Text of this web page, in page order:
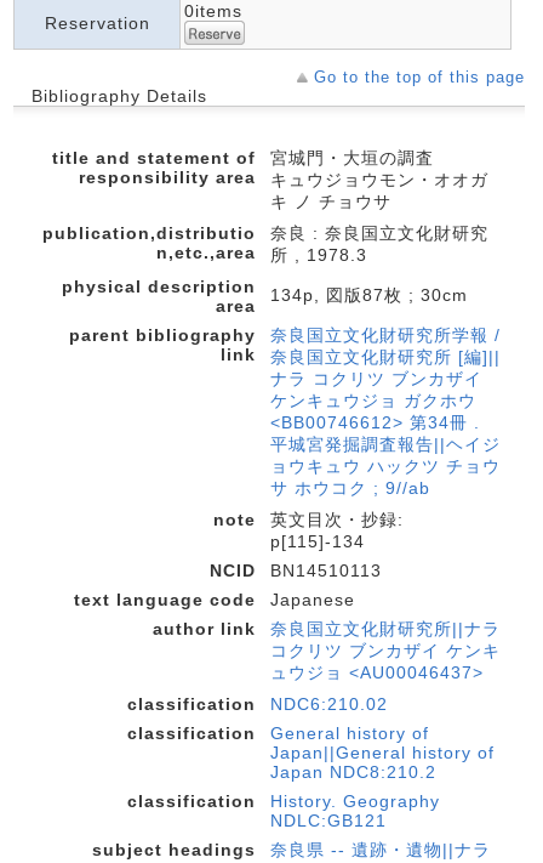
Reservation
0items
Go to the top of this page
Bibliography Details
title and statement of
responsibility area
宮城門・大垣の調査
キュウジョウモン・オオガ
キ ノ チョウサ
publication,distributio
n,etc.,area
奈良 : 奈良国立文化財研究
所 , 1978.3
physical description
area
134p, 図版87枚 ; 30cm
parent bibliography
link
奈良国立文化財研究所学報 /
奈良国立文化財研究所 [編]||
ナラ コクリツ ブンカザイ
ケンキュウジョ ガクホウ
<BB00746612> 第34冊 .
平城宮発掘調査報告||ヘイジ
ョウキュウ ハックツ チョウ
サ ホウコク ; 9//ab
note
英文目次・抄録:
p[115]-134
NCID
BN14510113
text language code
Japanese
author link
奈良国立文化財研究所||ナラ
コクリツ ブンカザイ ケンキ
ュウジョ <AU00046437>
classification
NDC6:210.02
classification
General history of
Japan||General history of
Japan NDC8:210.2
classification
History. Geography
NDLC:GB121
subject headings
奈良県 -- 遺跡・遺物||ナラ